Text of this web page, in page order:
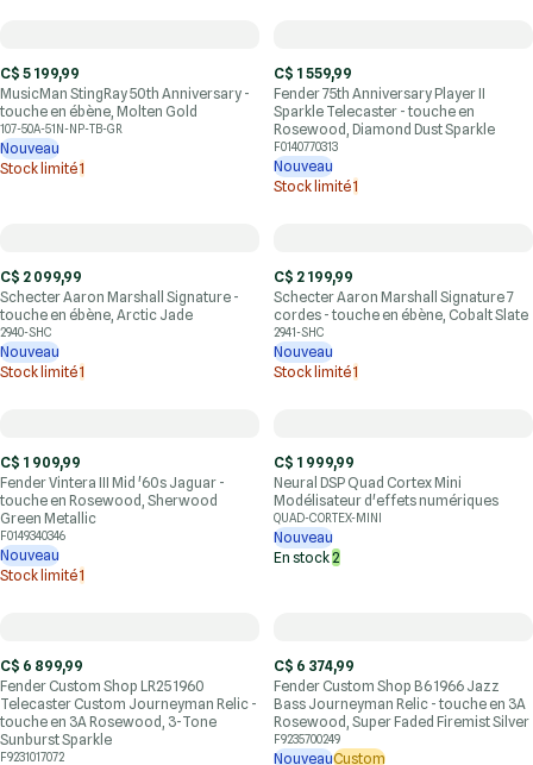
C$ 5 199,99
MusicMan StingRay 50th Anniversary -
touche en ébène, Molten Gold
107-50A-51N-NP-TB-GR
Nouveau
Stock limité1
C$ 1 559,99
Fender 75th Anniversary Player II
Sparkle Telecaster - touche en
Rosewood, Diamond Dust Sparkle
F0140770313
Nouveau
Stock limité1
C$ 2 099,99
Schecter Aaron Marshall Signature -
touche en ébène, Arctic Jade
2940-SHC
Nouveau
Stock limité1
C$ 2 199,99
Schecter Aaron Marshall Signature 7
cordes - touche en ébène, Cobalt Slate
2941-SHC
Nouveau
Stock limité1
C$ 1 909,99
Fender Vintera III Mid '60s Jaguar -
touche en Rosewood, Sherwood
Green Metallic
F0149340346
Nouveau
Stock limité1
C$ 1 999,99
Neural DSP Quad Cortex Mini
Modélisateur d'effets numériques
QUAD-CORTEX-MINI
Nouveau
En stock2
C$ 6 899,99
Fender Custom Shop LR25 1960
Telecaster Custom Journeyman Relic -
touche en 3A Rosewood, 3-Tone
Sunburst Sparkle
F9231017072
C$ 6 374,99
Fender Custom Shop B6 1966 Jazz
Bass Journeyman Relic - touche en 3A
Rosewood, Super Faded Firemist Silver
F9235700249
NouveauCustom